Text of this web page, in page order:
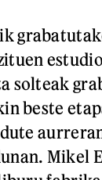
solteak
beste
Mikel